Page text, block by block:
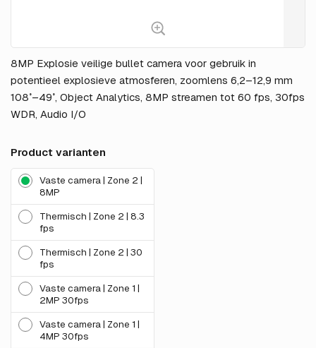
8MP Explosie veilige bullet camera voor gebruik in
potentieel explosieve atmosferen, zoomlens 6,2–12,9 mm
108˚–49˚, Object Analytics, 8MP streamen tot 60 fps, 30fps
WDR, Audio I/O
Product varianten
Vaste camera | Zone 2 |
8MP
Thermisch | Zone 2 | 8.3
fps
Thermisch | Zone 2 | 30
fps
Vaste camera | Zone 1 |
2MP 30fps
Vaste camera | Zone 1 |
4MP 30fps